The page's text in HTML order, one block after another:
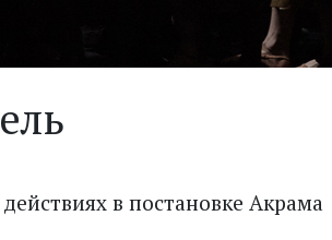
в постановке Акрама